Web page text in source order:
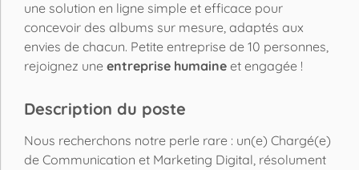
une solution en ligne simple et efficace pour
concevoir des albums sur mesure, adaptés aux
envies de chacun. Petite entreprise de 10 personnes,
rejoignez une entreprise humaine et engagée !
Description du poste
Nous recherchons notre perle rare : un(e) Chargé(e)
de Communication et Marketing Digital, résolument